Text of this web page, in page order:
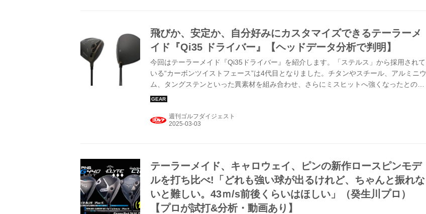
飛びか、安定か、自分好みにカスタマイズできるテーラーメ
イド『Qi35 ドライバー』【ヘッドデータ分析で判明】
今回はテーラーメイド『Qi35ドライバー』を紹介します。「ステルス」から採用されて
いる“カーボンツイストフェース”は4代目となりました。チタンやスチール、アルミニウ
ム、タングステンといった異素材を組み合わせ、さらにミスヒットへ強くなったとのこ
とです。クラブ設計家の松尾好員氏によれば「標準モデルながらさらにやさしくなっ
週刊ゴルフダイジェスト
テーラーメイド、キャロウェイ、ピンの新作ロースピンモデ
ルを打ち比べ!「どれも強い球が出るけれど、ちゃんと振れな
いと難しい。43ｍ/s前後くらいはほしい」（癸生川プロ）
【プロが試打&分析・動画あり】